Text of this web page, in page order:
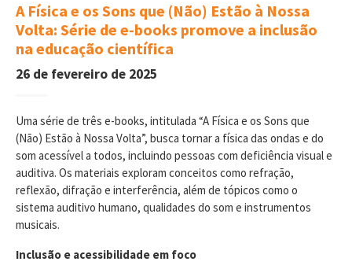
A Física e os Sons que (Não) Estão à Nossa
Volta: Série de e-books promove a inclusão
na educação científica
26 de fevereiro de 2025
Uma série de três e-books, intitulada “A Física e os Sons que
(Não) Estão à Nossa Volta”, busca tornar a física das ondas e do
som acessível a todos, incluindo pessoas com deficiência visual e
auditiva. Os materiais exploram conceitos como refração,
reflexão, difração e interferência, além de tópicos como o
sistema auditivo humano, qualidades do som e instrumentos
musicais.
Inclusão e acessibilidade em foco